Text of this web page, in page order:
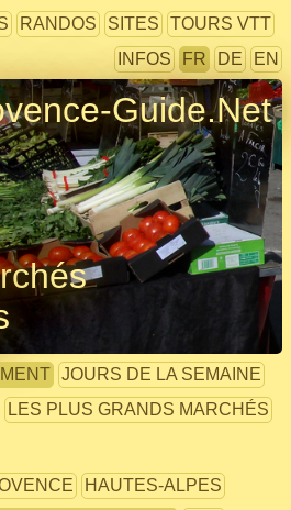
RANDOS SITES
TOURS VTT
INFOS
FR DE EN
Guide.Net
JOURS DE LA SEMAINE
LES PLUS GRANDS MARCHÉS
HAUTES-ALPES